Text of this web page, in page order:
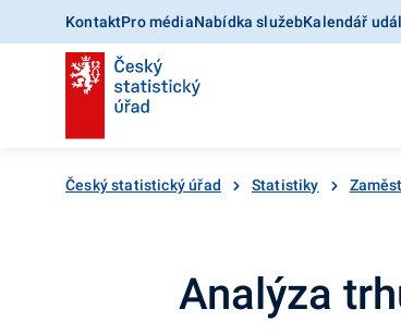
KontaktPro médiaNabídka služebKalendář
Český statistický úřad Statistiky
Analýza